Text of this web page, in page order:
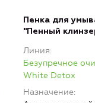
Пенка для
"Пенный
Линия
Безупречное
White Detox
Назначение